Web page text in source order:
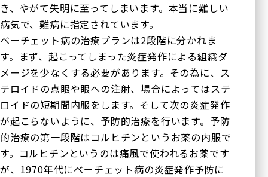
き、やがて失明に至ってしまいます。本当に難しい
病気で、難病に指定されています。
ベーチェット病の治療プランは2段階に分かれま
す。まず、起こってしまった炎症発作による組織ダ
メージを少なくする必要があります。その為に、ス
テロイドの点眼や眼への注射、場合によってはステ
ロイドの短期間内服をします。そして次の炎症発作
が起こらないように、予防的治療を行います。予防
的治療の第一段階はコルヒチンというお薬の内服で
す。コルヒチンというのは痛風で使われるお薬です
が、1970年代にベーチェット病の炎症発作予防に